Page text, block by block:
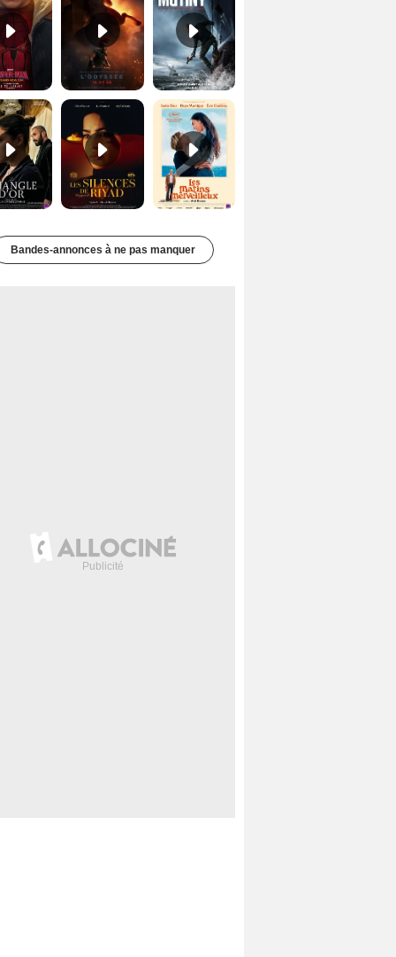
Les Silences de Riyad Bande-annonce VO STFR Les Matins merveilleux Bande-annonce VF
Bandes-annonces à ne pas manquer